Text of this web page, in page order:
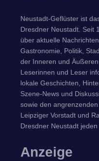
Neustadt-Geflüster ist
Dresdner Neustadt. Seit
über aktuelle
Gastronomie, Politik,
der Inneren und
Leserinnen und Leser
lokale Geschichten,
Szene-News und
sowie den
Leipziger Vorstadt und
Dresdner Neustadt jeden
Anzeige